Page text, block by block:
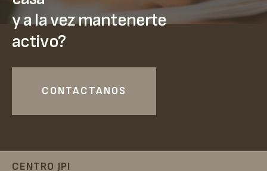
y a la vez mantenerte
activo?
CONTACTANOS
CENTRO JPI